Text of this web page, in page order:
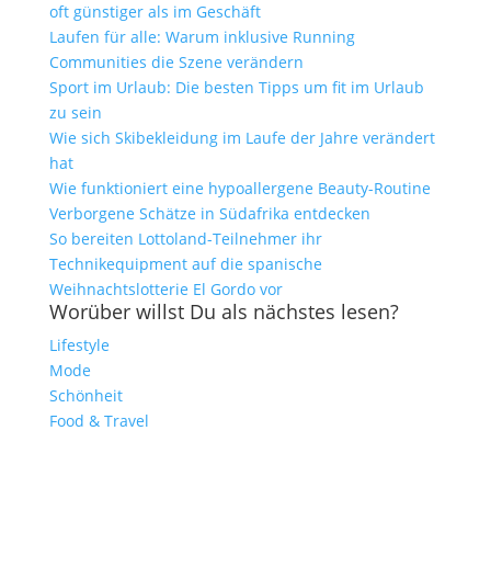
oft günstiger als im Geschäft
Laufen für alle: Warum inklusive Running
Communities die Szene verändern
Sport im Urlaub: Die besten Tipps um fit im Urlaub
zu sein
Wie sich Skibekleidung im Laufe der Jahre verändert
hat
Wie funktioniert eine hypoallergene Beauty-Routine
Verborgene Schätze in Südafrika entdecken
So bereiten Lottoland-Teilnehmer ihr
Technikequipment auf die spanische
Weihnachtslotterie El Gordo vor
Worüber willst Du als nächstes lesen?
Lifestyle
Mode
Schönheit
Food & Travel